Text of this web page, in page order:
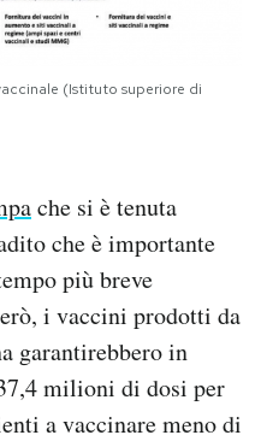
(Istituto superiore di
che si è tenuta
che è importante
più breve
i vaccini prodotti da
garantirebbero in
milioni di dosi per
a vaccinare meno di